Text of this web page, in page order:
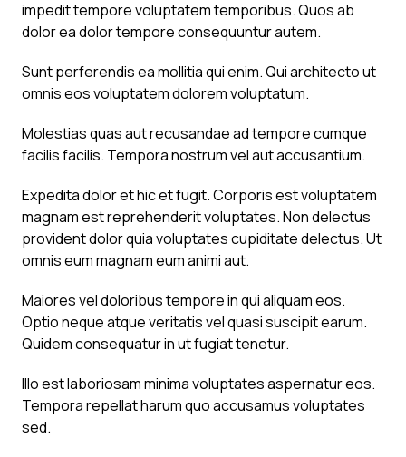
impedit tempore voluptatem temporibus. Quos ab
dolor ea dolor tempore consequuntur autem.
Sunt perferendis ea mollitia qui enim. Qui architecto ut
omnis eos voluptatem dolorem voluptatum.
Molestias quas aut recusandae ad tempore cumque
facilis facilis. Tempora nostrum vel aut accusantium.
Expedita dolor et hic et fugit. Corporis est voluptatem
magnam est reprehenderit voluptates. Non delectus
provident dolor quia voluptates cupiditate delectus. Ut
omnis eum magnam eum animi aut.
Maiores vel doloribus tempore in qui aliquam eos.
Optio neque atque veritatis vel quasi suscipit earum.
Quidem consequatur in ut fugiat tenetur.
Illo est laboriosam minima voluptates aspernatur eos.
Tempora repellat harum quo accusamus voluptates
sed.